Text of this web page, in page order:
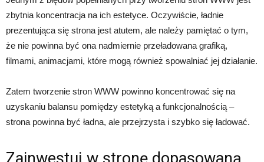
zbytnia koncentracja na ich estetyce. Oczywiście, ładnie
prezentująca się strona jest atutem, ale należy pamiętać o tym,
że nie powinna być ona nadmiernie przeładowana grafiką,
filmami, animacjami, które mogą również spowalniać jej działanie.
Zatem tworzenie stron WWW powinno koncentrować się na
uzyskaniu balansu pomiędzy estetyką a funkcjonalnością –
strona powinna być ładna, ale przejrzysta i szybko się ładować.